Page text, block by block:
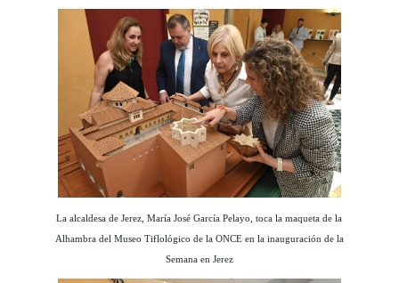
La alcaldesa de Jerez, María José García Pelayo, toca la maqueta de la
Alhambra del Museo Tiflológico de la ONCE en la inauguración de la
Semana en Jerez